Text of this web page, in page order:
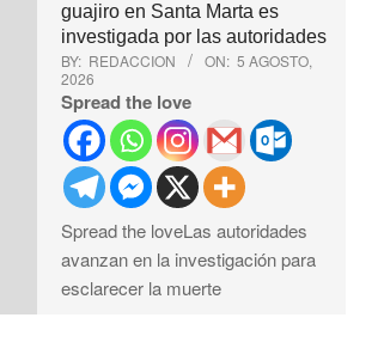
guajiro en Santa Marta es
investigada por las autoridades
BY: REDACCION ON: 5 AGOSTO,
2026
Spread the love
Spread the loveLas autoridades
avanzan en la investigación para
esclarecer la muerte